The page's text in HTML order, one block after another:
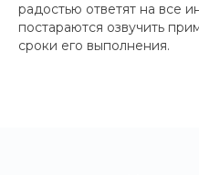
радостью ответят на все
постараются озвучить
сроки его выполнения.